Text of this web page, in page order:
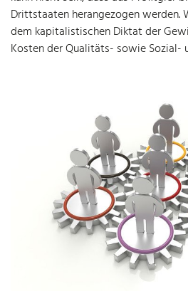
Drittstaaten herangezogen werden.
dem kapitalistischen Diktat der
Kosten der Qualitäts- sowie Sozial-